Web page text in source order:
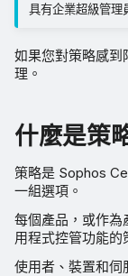
具有企業超級管理
如果您對策略感到
理。
什麼是策
策略是 Sophos
一組選項。
每個產品，或作為
用程式控管功能的
使用者、裝置和伺